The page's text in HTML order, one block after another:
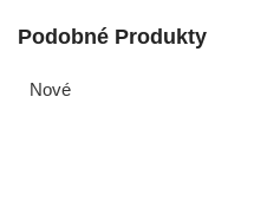
Podobné Produkty
Nové